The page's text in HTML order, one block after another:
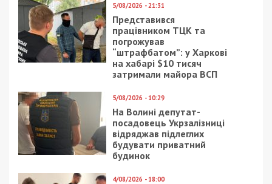
5/08/2026 - 21:31
Представився
працівником ТЦК та
погрожував
“штрафбатом”: у Харкові
на хабарі $10 тисяч
затримали майора ВСП
5/08/2026 - 10:29
На Волині депутат-
посадовець Укрзалізниці
відряджав підлеглих
будувати приватний
будинок
4/08/2026 - 18:00